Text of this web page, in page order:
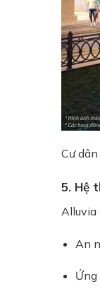
Cư
5. Hệ
Alluvia
An